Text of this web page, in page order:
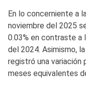
En lo concerniente a
noviembre del 2025
0.03% en contraste a
del 2024. Asimismo,
registró una variación
meses equivalentes